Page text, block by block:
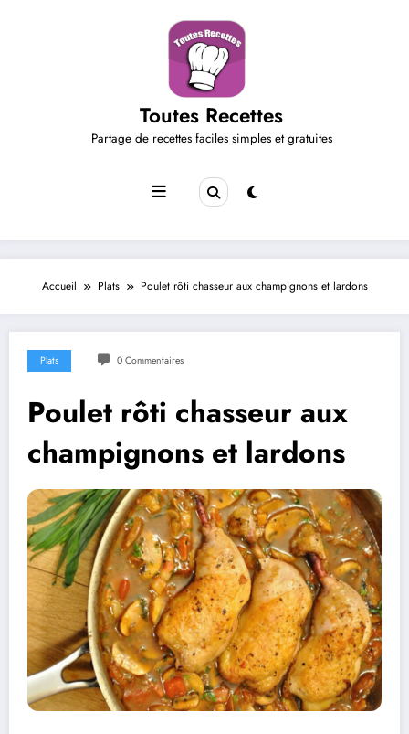
Toutes Recettes
Partage de recettes faciles simples et gratuites
Accueil Plats Poulet rôti chasseur aux champignons et lardons
Plats 0 Commentaires
Poulet rôti chasseur aux
champignons et lardons